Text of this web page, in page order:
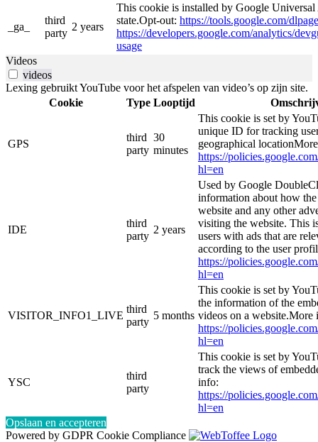
_ga_
third
party
2 years
This cookie is installed by Google Universal
state.Opt-out: https://tools.google.com/
https://developers.google.com/analytics/
usage
Videos
videos
Lexing gebruikt YouTube voor het afspelen van video’s op zijn site.
Cookie
Type Looptijd
GPS
third
party
30
minutes
This cookie is set by
unique ID for tracking
geographical
https://
hl=en
IDE
third
party
2 years
Used by Google
information about how the
website and any other
visiting the website. This
users with ads that are
according to the user
https://
hl=en
VISITOR_INFO1_LIVE
third
party
5 months
This cookie is set by
the information of the
videos on a website.More
https://
hl=en
YSC
third
party
This cookie is set by
track the views of
info:
https://
hl=en
Opslaan en accepteren
Powered by GDPR Cookie Compliance